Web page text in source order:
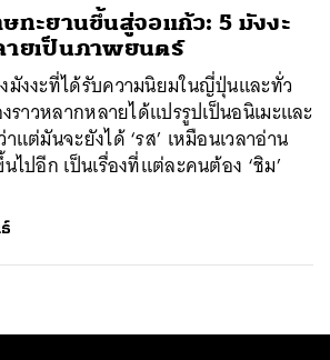
ทะยานขึ้นสู่จอแก้ว: 5 มังงะ
ายเป็นภาพยนตร์
มังงะที่ได้รับความนิยมในญี่ปุ่นและทั่ว
ราวหลากหลายได้แปรรูปเป็นอนิเมะและ
ต่มันจะยังได้ ‘รส’ เหมือนเวลาอ่าน
ไปอีก เป็นเรื่องที่แต่ละคนต้อง ‘ชิม’